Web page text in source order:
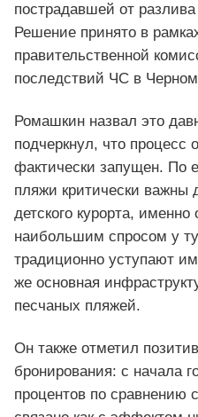
пострадавшей от
Решение принято в
правительственной
последствий ЧС в
Ромашкин назвал это
подчеркнул, что процесс
фактически запущен. По
пляжи критически важны
детского курорта,
наибольшим спросом у
традиционно уступают
же основная
песчаных пляжей.
Он также отметил
бронирования: с начала
процентов по